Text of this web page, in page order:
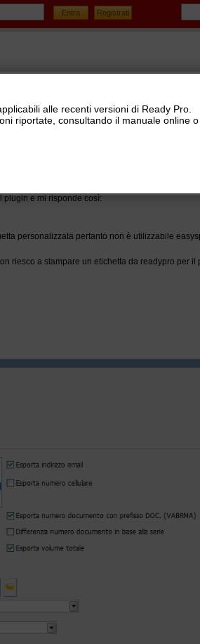
e tracking >Distinte di spedizione vettori (BRT,
plugin e mi risponde così:
personalizzata pertanto non è utilizzabile
riesco a stampare un etichetta da readypro per il
alle recenti versioni di Ready Pro.
riportate, consultando il manuale online